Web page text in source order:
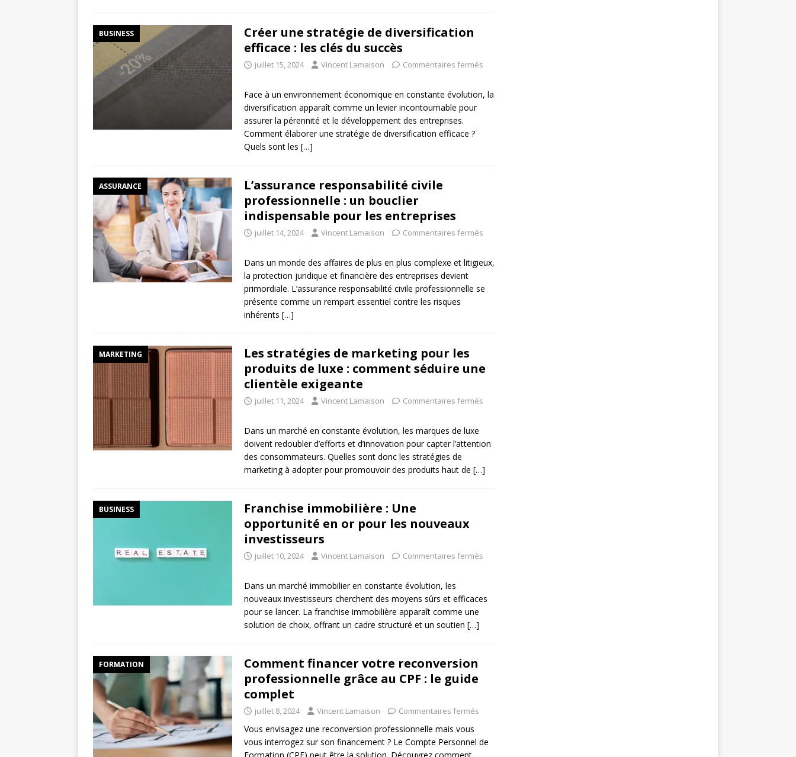
BUSINESS
Créer une stratégie de diversification
efficace : les clés du succès
juillet 15, 2024 Vincent Lamaison Commentaires fermés
Face à un environnement économique en constante évolution, la
diversification apparaît comme un levier incontournable pour
assurer la pérennité et le développement des entreprises.
Comment élaborer une stratégie de diversification efficace ?
Quels sont les […]
ASSURANCE
L’assurance responsabilité civile
professionnelle : un bouclier
indispensable pour les entreprises
juillet 14, 2024 Vincent Lamaison Commentaires fermés
Dans un monde des affaires de plus en plus complexe et litigieux,
la protection juridique et financière des entreprises devient
primordiale. L’assurance responsabilité civile professionnelle se
présente comme un rempart essentiel contre les risques
inhérents […]
MARKETING
Les stratégies de marketing pour les
produits de luxe : comment séduire une
clientèle exigeante
juillet 11, 2024 Vincent Lamaison Commentaires fermés
Dans un marché en constante évolution, les marques de luxe
doivent redoubler d’efforts et d’innovation pour capter l’attention
des consommateurs. Quelles sont donc les stratégies de
marketing à adopter pour promouvoir des produits haut de […]
BUSINESS
Franchise immobilière : Une
opportunité en or pour les nouveaux
investisseurs
juillet 10, 2024 Vincent Lamaison Commentaires fermés
Dans un marché immobilier en constante évolution, les
nouveaux investisseurs cherchent des moyens sûrs et efficaces
pour se lancer. La franchise immobilière apparaît comme une
solution de choix, offrant un cadre structuré et un soutien […]
FORMATION
Comment financer votre reconversion
professionnelle grâce au CPF : le guide
complet
juillet 8, 2024 Vincent Lamaison Commentaires fermés
Vous envisagez une reconversion professionnelle mais vous
vous interrogez sur son financement ? Le Compte Personnel de